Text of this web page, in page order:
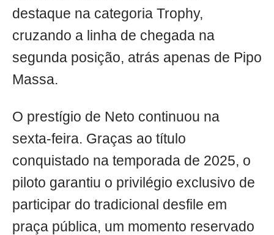
destaque na categoria Trophy,
cruzando a linha de chegada na
segunda posição, atrás apenas de Pipo
Massa.
O prestígio de Neto continuou na
sexta-feira. Graças ao título
conquistado na temporada de 2025, o
piloto garantiu o privilégio exclusivo de
participar do tradicional desfile em
praça pública, um momento reservado